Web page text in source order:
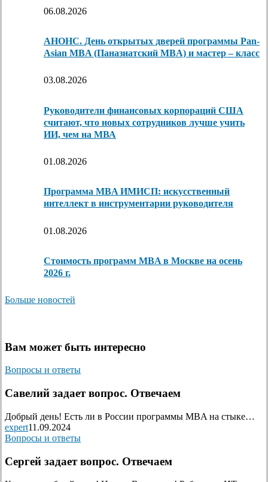
06.08.2026
АНОНС. День открытых дверей программы Pan-
Asian MBA (Паназиатский MBA) и мастер – класс
03.08.2026
Руководители финансовых корпораций США
считают, что новых сотрудников лучше учить
ИИ, чем на МВА
01.08.2026
Программа MBA ИМИСП: искусственный
интеллект в инструментарии руководителя
01.08.2026
Стоимость программ MBA в Москве на осень
2026 г.
Больше новостей
Вам может быть интересно
Вопросы и ответы
Савелий задает вопрос. Отвечаем
Добрый день! Есть ли в России программы MBA на стыке…
expert11.09.2024
Вопросы и ответы
Сергей задает вопрос. Отвечаем